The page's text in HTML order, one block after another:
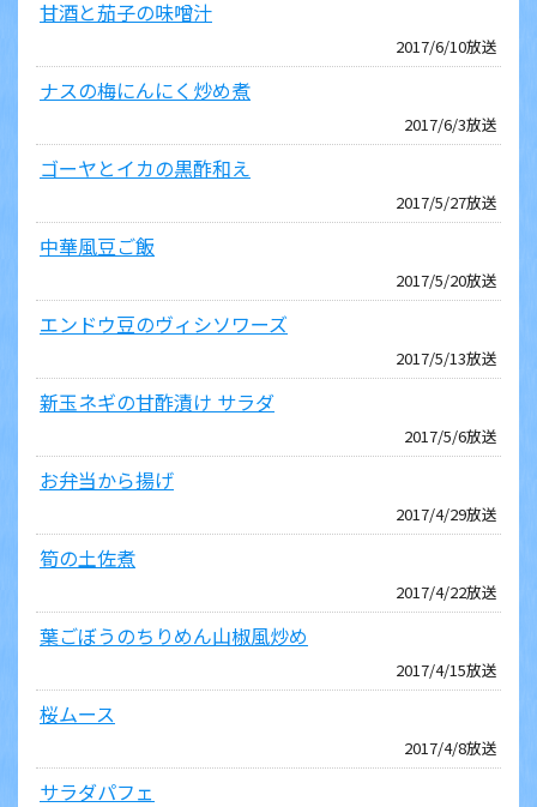
甘酒と茄子の味噌汁
2017/6/10放送
ナスの梅にんにく炒め煮
2017/6/3放送
ゴーヤとイカの黒酢和え
2017/5/27放送
中華風豆ご飯
2017/5/20放送
エンドウ豆のヴィシソワーズ
2017/5/13放送
新玉ネギの甘酢漬け サラダ
2017/5/6放送
お弁当から揚げ
2017/4/29放送
筍の土佐煮
2017/4/22放送
葉ごぼうのちりめん山椒風炒め
2017/4/15放送
桜ムース
2017/4/8放送
サラダパフェ